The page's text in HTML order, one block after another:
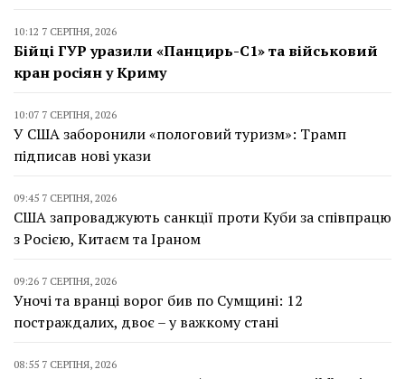
10:12 7 СЕРПНЯ, 2026
Бійці ГУР уразили «Панцирь-С1» та військовий
кран росіян у Криму
10:07 7 СЕРПНЯ, 2026
У США заборонили «пологовий туризм»: Трамп
підписав нові укази
09:45 7 СЕРПНЯ, 2026
США запроваджують санкції проти Куби за співпрацю
з Росією, Китаєм та Іраном
09:26 7 СЕРПНЯ, 2026
Уночі та вранці ворог бив по Сумщині: 12
постраждалих, двоє – у важкому стані
08:55 7 СЕРПНЯ, 2026